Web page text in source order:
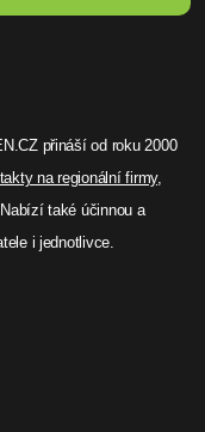
přináší od roku 2000
na regionální firmy,
také účinnou a
i jednotlivce.